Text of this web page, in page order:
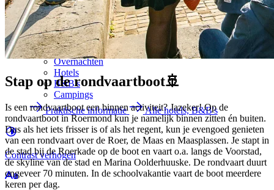
Route
Parkeren
Met de fiets
Wegwerkzaamheden
Toegankelijke binnenstad
Overnachten
Hotels
B&B's
Campings
Praktische informatie
Alle hotels, B&B's
Contrastverhogen
Stap op de rondvaartboot🚢
Is een rondvaartboot een binnen activiteit? Jazeker! Op de
rondvaartboot in Roermond kun je namelijk binnen zitten én buiten.
Dus als het iets frisser is of als het regent, kun je evengoed genieten
van een rondvaart over de Roer, de Maas en Maasplassen. Je stapt in
de stad bij de Roerkade op de boot en vaart o.a. langs de Voorstad,
de skyline van de stad en Marina Oolderhuuske. De rondvaart duurt
ongeveer 70 minuten. In de schoolvakantie vaart de boot meerdere
keren per dag.